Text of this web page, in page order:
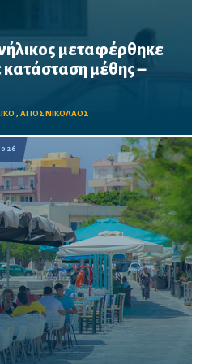
μεταφέρθηκε
μέθης –
, ΑΓΙΟΣ ΝΙΚΟΛΑΟΣ
του ανηλίκου και ο
εκδήλωσης, ενώ η